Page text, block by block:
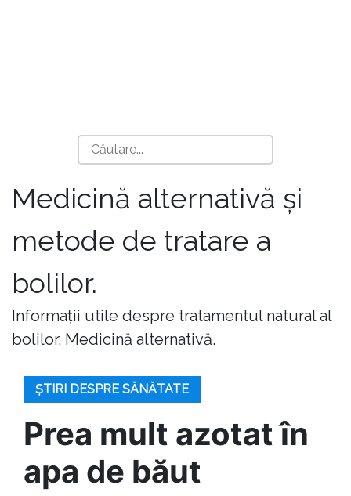
Medicină alternativă și
metode de tratare a
bolilor.
Informații utile despre tratamentul natural al
bolilor. Medicină alternativă.
ȘTIRI DESPRE SĂNĂTATE
Prea mult azotat în
apa de băut